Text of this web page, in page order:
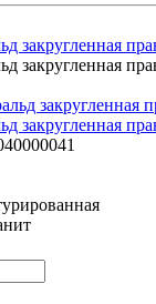
закругленная
закругленная
закругленная